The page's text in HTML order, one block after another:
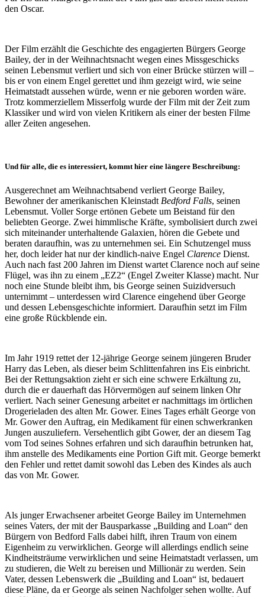
den Oscar.
Der Film erzählt die Geschichte des engagierten Bürgers George
Bailey, der in der Weihnachtsnacht wegen eines Missgeschicks
seinen Lebensmut verliert und sich von einer Brücke stürzen will –
bis er von einem Engel gerettet und ihm gezeigt wird, wie seine
Heimatstadt aussehen würde, wenn er nie geboren worden wäre.
Trotz kommerziellem Misserfolg wurde der Film mit der Zeit zum
Klassiker und wird von vielen Kritikern als einer der besten Filme
aller Zeiten angesehen.
Und für alle, die es interessiert, kommt hier eine längere Beschreibung:
Ausgerechnet am Weihnachtsabend verliert George Bailey,
Bewohner der amerikanischen Kleinstadt Bedford Falls, seinen
Lebensmut. Voller Sorge ertönen Gebete um Beistand für den
beliebten George. Zwei himmlische Kräfte, symbolisiert durch zwei
sich miteinander unterhaltende Galaxien, hören die Gebete und
beraten daraufhin, was zu unternehmen sei. Ein Schutzengel muss
her, doch leider hat nur der kindlich-naive Engel Clarence Dienst.
Auch nach fast 200 Jahren im Dienst wartet Clarence noch auf seine
Flügel, was ihn zu einem „EZ2“ (Engel Zweiter Klasse) macht. Nur
noch eine Stunde bleibt ihm, bis George seinen Suizidversuch
unternimmt – unterdessen wird Clarence eingehend über George
und dessen Lebensgeschichte informiert. Daraufhin setzt im Film
eine große Rückblende ein.
Im Jahr 1919 rettet der 12-jährige George seinem jüngeren Bruder
Harry das Leben, als dieser beim Schlittenfahren ins Eis einbricht.
Bei der Rettungsaktion zieht er sich eine schwere Erkältung zu,
durch die er dauerhaft das Hörvermögen auf seinem linken Ohr
verliert. Nach seiner Genesung arbeitet er nachmittags im örtlichen
Drogerieladen des alten Mr. Gower. Eines Tages erhält George von
Mr. Gower den Auftrag, ein Medikament für einen schwerkranken
Jungen auszuliefern. Versehentlich gibt Gower, der an diesem Tag
vom Tod seines Sohnes erfahren und sich daraufhin betrunken hat,
ihm anstelle des Medikaments eine Portion Gift mit. George bemerkt
den Fehler und rettet damit sowohl das Leben des Kindes als auch
das von Mr. Gower.
Als junger Erwachsener arbeitet George Bailey im Unternehmen
seines Vaters, der mit der Bausparkasse „Building and Loan“ den
Bürgern von Bedford Falls dabei hilft, ihren Traum von einem
Eigenheim zu verwirklichen. George will allerdings endlich seine
Kindheitsträume verwirklichen und seine Heimatstadt verlassen, um
zu studieren, die Welt zu bereisen und Millionär zu werden. Sein
Vater, dessen Lebenswerk die „Building and Loan“ ist, bedauert
diese Pläne, da er George als seinen Nachfolger sehen wollte. Auf